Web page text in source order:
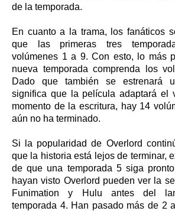
de la temporada.
En cuanto a la trama, los fanáticos
que las primeras tres
volúmenes 1 a 9. Con esto, lo más
nueva temporada comprenda los
Dado que también se estrenará
significa que la película adaptará el
momento de la escritura, hay 14
aún no ha terminado.
Si la popularidad de Overlord
que la historia está lejos de terminar,
de que una temporada 5 siga
hayan visto Overlord pueden ver la
Funimation y Hulu antes del
temporada 4. Han pasado más de 2